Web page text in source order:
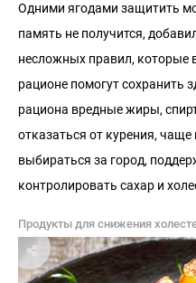
Одними ягодами защитить
память не получится,
несложных правил, которые
рационе помогут сохранить
рациона вредные жиры,
отказаться от курения, чаще
выбираться за город,
контролировать сахар и
Продукты для снижения